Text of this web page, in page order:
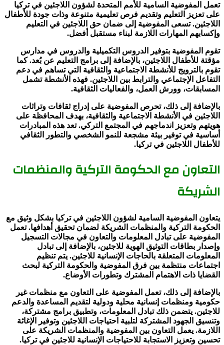
تعمل المفوضية السامية للأمم المتحدة لشؤون اللاجئين في تركيا
على تعزيز التعليم وتقديم فرص تعليمية متنوعة وذات جودة للأطفال
اللاجئين. تسعى المفوضية إلى ضمان حق اللاجئين في التعليم
وإكسابهم المهارات اللازمة لبناء مستقبل أفضل.
تقوم المفوضية بتوفير الدروس التكميلية والدروس في مدارس
مؤقتة للأطفال اللاجئين، بالإضافة إلى برامج التعليم عن بُعد. كما
تقوم بالترويج للأنشطة الاجتماعية والثقافية التي تساهم في دعم
التفاعل الإجتماعي والترابط بين اللاجئين. فهذه الأنشطة تشمل
المسابقات، وورش العمل، والفعاليات الثقافية.
بالإضافة إلى ذلك، تحرص المفوضية على إدراج ثقافات وتراثات
اللاجئين في الأنشطة الاجتماعية والثقافية، بهدف المحافظة على
هويتهم وتعزيز اندماجهم في المجتمع التركي. تعد هذه المبادرات
أساسية في توفير بيئة مشجعة للنمو الشخصي والتطور الثقافي
للأطفال اللاجئين في تركيا.
التعاون مع الحكومة التركية والمنظمات
الشريكة
يتعاون المفوضية السامية لشؤون اللاجئين في تركيا بشكل وثيق مع
الحكومة التركية والمنظمات الشريكة لضمان تحقيق أهدافها. تعمل
المفوضية على تبادل المعلومات والتعاون في مجالات التسجيل
وإصدار بطاقات التوثيق الهوية للاجئين، بالإضافة إلى تبادل
المعلومات المتعلقة بالحاجات الإنسانية للاجئين. يتم تنظيم
اجتماعات منتظمة بين فرق المفوضية والحكومة التركية لبحث
القضايا ذات الاهتمام المشترك وتطورات الأوضاع.
بالإضافة إلى ذلك، تعمل المفوضية على التعاون مع منظمات غير
حكومية ومنظمات إنسانية محلية ودولية لتقديم المساعدة والدعم
للاجئين. يتضمن ذلك تبادل المعلومات، وتطبيق برامج مشتركة،
وتنسيق الجهود المشتركة لتلبية احتياجات اللاجئين وتوفير الإغاثة
اللازمة. يعمل التعاون بين المفوضية والمنظمات الشريكة على
تحسين وتعزيز الاستجابة للاحتياجات الإنسانية للاجئين في تركيا.